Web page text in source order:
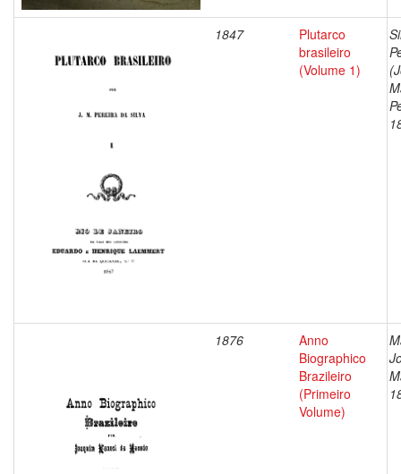
1847
Plutarco
brasileiro
(Volume 1)
1876
Anno
Biographico
Brazileiro
(Primeiro
Volume)